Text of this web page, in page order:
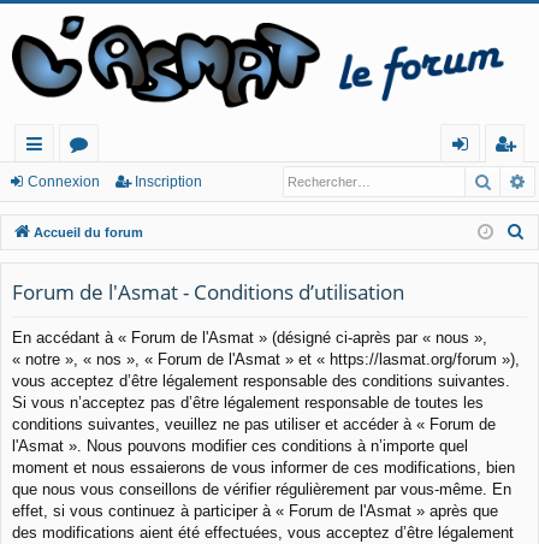
ac
co
ur
cis
or
u
m
s
n
ne
o
n
ns
cri
pt
Connexion Inscription
Accueil du forum
Forum de l'Asmat - Conditions d’utilisation
En accédant à « Forum de l'Asmat » (désigné ci-après par « nous »,
« notre », « nos », « Forum de l'Asmat » et « https://lasmat.org/forum »),
vous acceptez d’être légalement responsable des conditions suivantes.
Si vous n’acceptez pas d’être légalement responsable de toutes les
conditions suivantes, veuillez ne pas utiliser et accéder à « Forum de
l'Asmat ». Nous pouvons modifier ces conditions à n’importe quel
moment et nous essaierons de vous informer de ces modifications, bien
que nous vous conseillons de vérifier régulièrement par vous-même. En
effet, si vous continuez à participer à « Forum de l'Asmat » après que
des modifications aient été effectuées, vous acceptez d’être légalement